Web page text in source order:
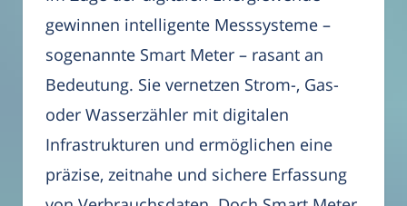
gewinnen intelligente Messsysteme –
sogenannte Smart Meter – rasant an
Bedeutung. Sie vernetzen Strom-, Gas-
oder Wasserzähler mit digitalen
Infrastrukturen und ermöglichen eine
präzise, zeitnahe und sichere Erfassung